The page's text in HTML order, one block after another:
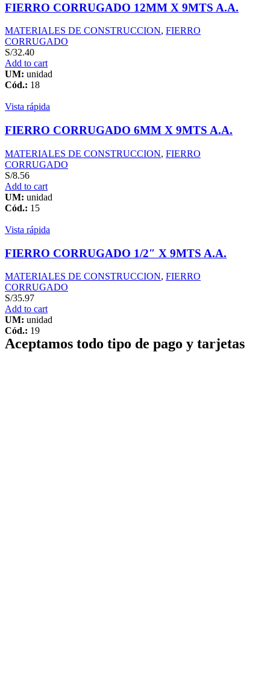
FIERRO CORRUGADO 12MM X 9MTS A.A.
MATERIALES DE CONSTRUCCION, FIERRO
CORRUGADO
S/32.40
Add to cart
UM: unidad
Cód.: 18
Vista rápida
FIERRO CORRUGADO 6MM X 9MTS A.A.
MATERIALES DE CONSTRUCCION, FIERRO
CORRUGADO
S/8.56
Add to cart
UM: unidad
Cód.: 15
Vista rápida
FIERRO CORRUGADO 1/2″ X 9MTS A.A.
MATERIALES DE CONSTRUCCION, FIERRO
CORRUGADO
S/35.97
Add to cart
UM: unidad
Cód.: 19
Aceptamos todo tipo de pago y tarjetas